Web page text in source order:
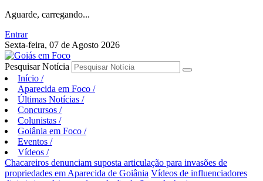
Aguarde, carregando...
Entrar
Sexta-feira, 07 de Agosto 2026
Pesquisar Notícia
Início /
Aparecida em Foco /
Últimas Notícias /
Concursos /
Colunistas /
Goiânia em Foco /
Eventos /
Vídeos /
Chacareiros denunciam suposta articulação para invasões de
propriedades em Aparecida de Goiânia Vídeos de influenciadores